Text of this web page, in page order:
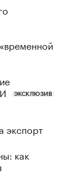
ЭКСКЛЮЗИВ
экспорт
как